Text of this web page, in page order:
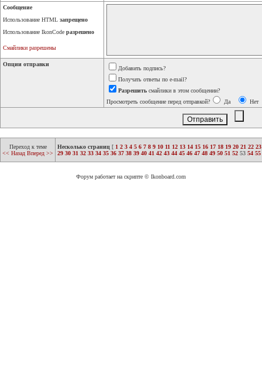
Сообщение
Использование HTML запрещено
Использование IkonCode разрешено
Смайлики разрешены
Опции отправки
Добавить подпись?
Получать ответы по e-mail?
Разрешить смайлики в этом сообщении?
Просмотреть сообщение перед отправкой?
Да Нет
Переход к теме
<< Назад Вперед >>
Несколько страниц [ 1 2 3 4 5 6 7 8 9 10 11 12 13 14 15 16 17 18 19 20 21 22 23
29 30 31 32 33 34 35 36 37 38 39 40 41 42 43 44 45 46 47 48 49 50 51 52 53 54 55
Форум работает на скрипте © Ikonboard.com